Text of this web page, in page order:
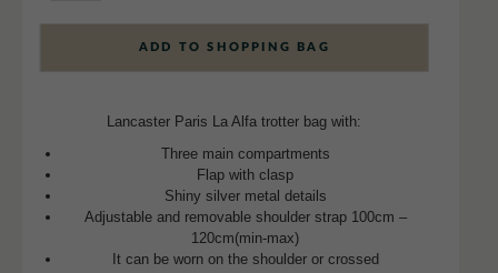
ADD TO SHOPPING BAG
Lancaster Paris La Alfa trotter bag with:
Three main compartments
Flap with clasp
Shiny silver metal details
Adjustable and removable shoulder strap 100cm –
120cm(min-max)
It can be worn on the shoulder or crossed